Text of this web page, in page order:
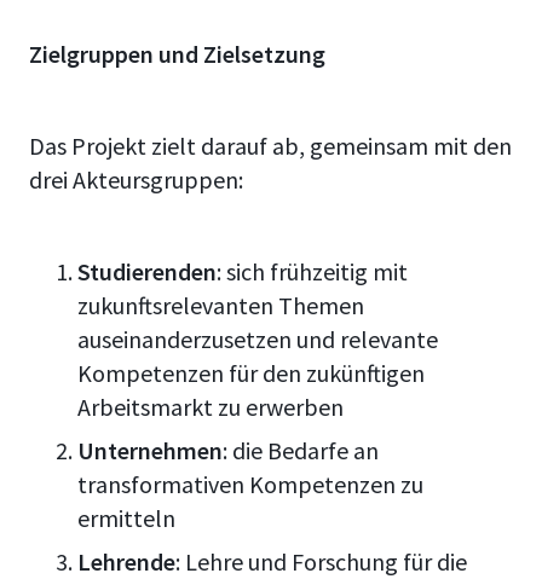
Zielgruppen und Zielsetzung
Das Projekt zielt darauf ab, gemeinsam mit den
drei Akteursgruppen:
Studierenden: sich frühzeitig mit
zukunftsrelevanten Themen
auseinanderzusetzen und relevante
Kompetenzen für den zukünftigen
Arbeitsmarkt zu erwerben
Unternehmen: die Bedarfe an
transformativen Kompetenzen zu
ermitteln
Lehrende: Lehre und Forschung für die